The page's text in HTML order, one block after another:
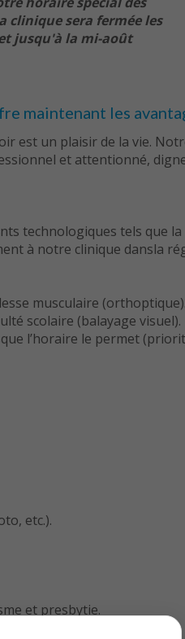
clinique sera fermée les
jusqu'à la mi-août
maintenant les
est un plaisir de la vie.
et attentionné,
technologiques tels que
à notre clinique dansla
musculaire (orthoptique).
scolaire (balayage visuel).
l’horaire le permet
etc.).
et presbytie.